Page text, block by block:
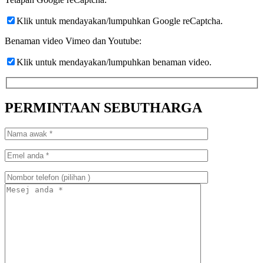
Klik untuk mendayakan/lumpuhkan Google reCaptcha.
Benaman video Vimeo dan Youtube:
Klik untuk mendayakan/lumpuhkan benaman video.
PERMINTAAN SEBUTHARGA